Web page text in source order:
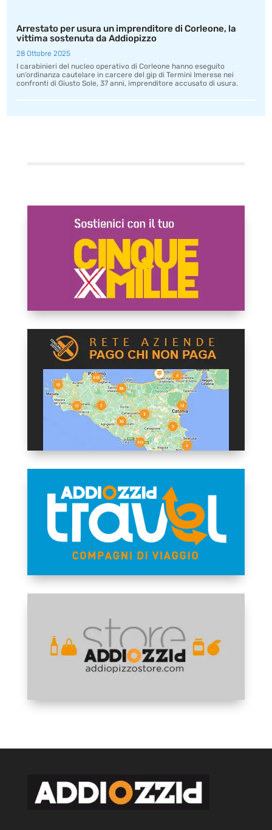
Arrestato per usura un imprenditore di Corleone, la
vittima sostenuta da Addiopizzo
28 Ottobre 2025
I carabinieri del nucleo operativo di Corleone hanno eseguito
un’ordinanza cautelare in carcere del gip di Termini Imerese nei
confronti di Giusto Sole, 37 anni, imprenditore accusato di usura.